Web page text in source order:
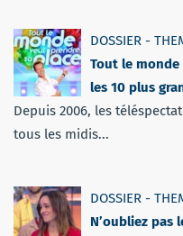
DOSSIER -
Tout le
les 10 plus
Depuis 2006, les
tous les midis...
DOSSIER -
N’oubliez pas